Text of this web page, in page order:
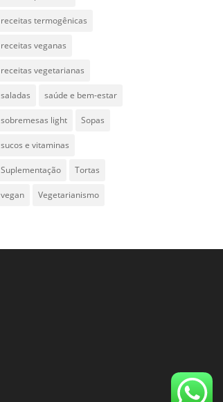
receitas termogênicas
receitas veganas
receitas vegetarianas
saladas saúde e bem-estar
sobremesas light Sopas
sucos e vitaminas
Suplementação Tortas
vegan Vegetarianismo